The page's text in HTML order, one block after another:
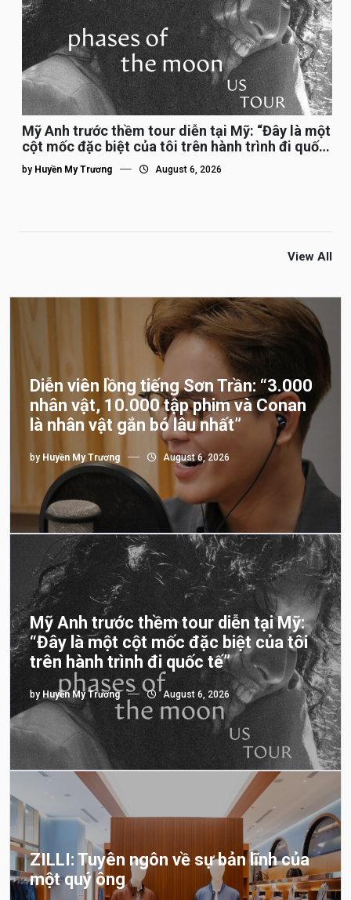
Mỹ Anh trước thềm tour diễn tại Mỹ: “Đây là một
cột mốc đặc biệt của tôi trên hành trình đi quốc
tế”
by Huyền My Trương August 6, 2026
View All
Diễn viên lồng tiếng Sơn Trần: “3.000
nhân vật, 10.000 tập phim và Conan
là nhân vật gắn bó lâu nhất”
by Huyền My Trương August 6, 2026
Mỹ Anh trước thềm tour diễn tại Mỹ:
“Đây là một cột mốc đặc biệt của tôi
trên hành trình đi quốc tế”
by Huyền My Trương August 6, 2026
ZILLI: Tuyên ngôn về sự bản lĩnh của
một quý ông